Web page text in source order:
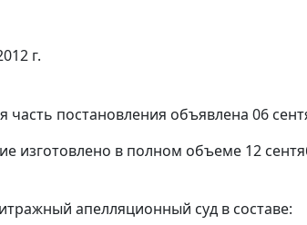
г.
часть постановления объявлена 06
изготовлено в полном объеме 12
апелляционный суд в составе: